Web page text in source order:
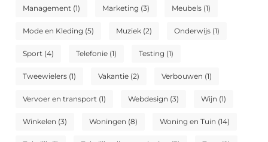
Management (1) Marketing (3) Meubels (1)
Mode en Kleding (5) Muziek (2) Onderwijs (1)
Sport (4) Telefonie (1) Testing (1)
Tweewielers (1) Vakantie (2) Verbouwen (1)
Vervoer en transport (1) Webdesign (3) Wijn (1)
Winkelen (3) Woningen (8) Woning en Tuin (14)